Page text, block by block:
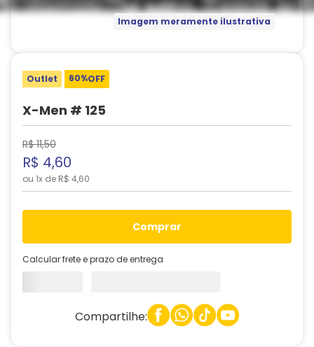
Imagem meramente ilustrativa
Outlet 60%OFF
X-Men # 125
R$ 11,50
R$ 4,60
ou 1x de R$ 4,60
comprar
Calcular frete e prazo de entrega
Compartilhe: